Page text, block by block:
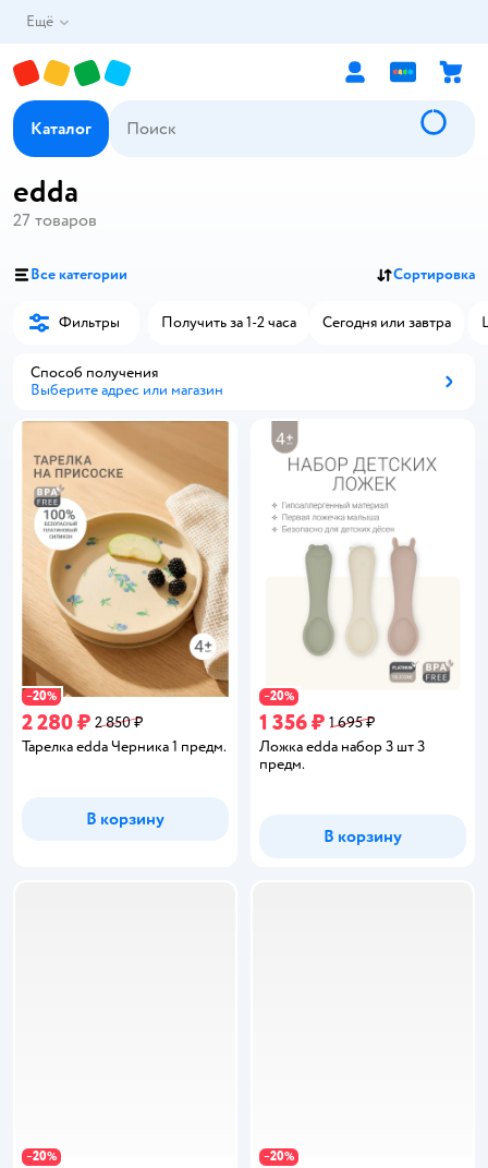
Ещё
Каталог
edda
27 товаров
Все категории Сортировка
Фильтры Получить за 1-2 часа Сегодня или завтра
Способ получения
Выберите адрес или магазин
−20%
2 280 ₽ 2 850 ₽
Тарелка edda Черника 1 предм.
В корзину
−20%
1 356 ₽ 1 695 ₽
Ложка edda набор 3 шт 3
предм.
В корзину
−20% −20%